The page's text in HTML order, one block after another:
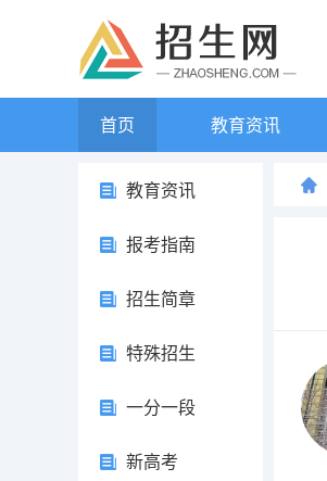
首页 教育资讯
教育资讯
报考指南
招生简章
特殊招生
一分一段
新高考